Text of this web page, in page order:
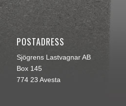
POSTADRESS
Sjögrens Lastvagnar AB
Box 145
774 23 Avesta